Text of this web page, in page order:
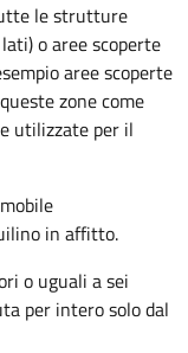
le strutture
o aree scoperte
aree scoperte
zone come
utilizzate per il
in affitto.
o uguali a sei
per intero solo dal